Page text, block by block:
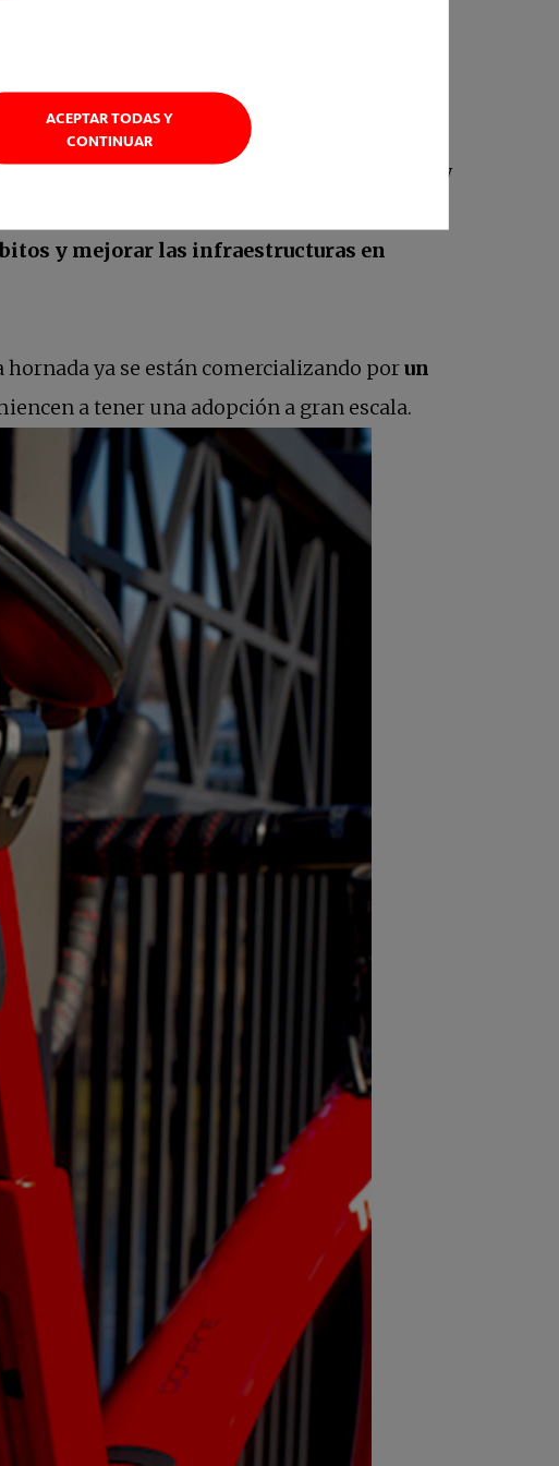
ACEPTAR TODAS Y
CONTINUAR
accidente.
real de vehículos, el análisis predictivo y
de Pittsburgh en EE. UU. para
y mejorar las infraestructuras en
hornada ya se están comercializando porun
a tener una adopción a gran escala.